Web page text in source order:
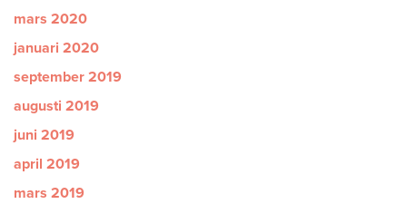
mars 2020
januari 2020
september 2019
augusti 2019
juni 2019
april 2019
mars 2019